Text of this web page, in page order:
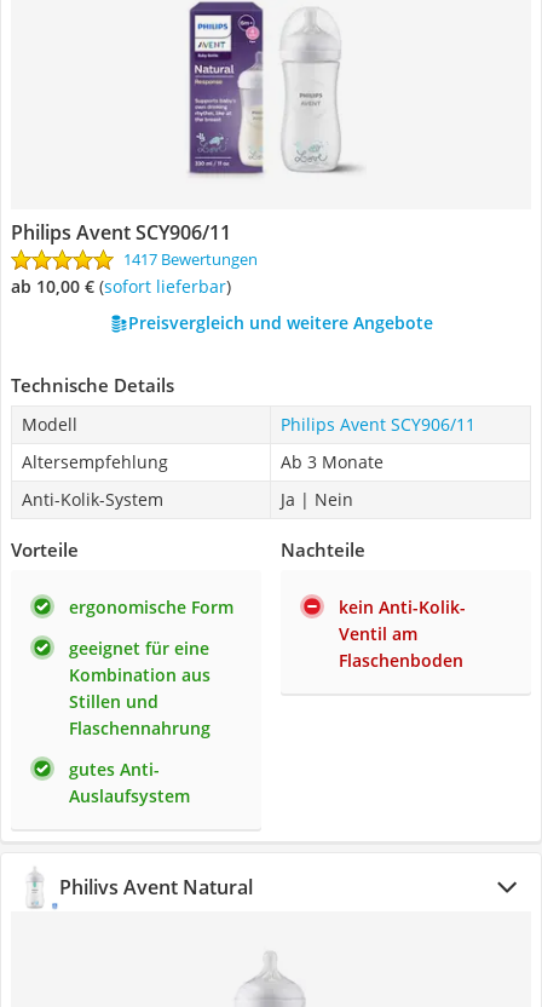
Philips Avent SCY906/11
1417 Bewertungen
ab 10,00 € ( Sofort lieferbar)
Preisvergleich und weitere Angebote
Technische Details
Modell
Philips Avent SCY906/11
Altersempfehlung
Ab 3 Monate
Anti-Kolik-System
Ja | Nein
Vorteile
ergonomische Form
geeignet für eine
Kombination aus
Stillen und
Flaschennahrung
gutes Anti-
Auslaufsystem
Nachteile
kein Anti-Kolik-
Ventil am
Flaschenboden
Philivs Avent Natural